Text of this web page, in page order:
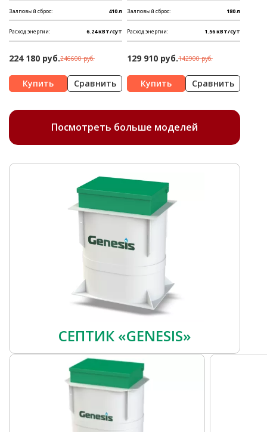
Залповый сброс: 410 л
Расход энергии: 6.24 кВт/сут
224 180 руб.246600 руб.
Сравнить
Залповый сброс: 180 л
Расход энергии: 1.56 кВт/сут
129 910 руб.142900 руб.
Сравнить
Посмотреть больше моделей
СЕПТИК «GENESIS»